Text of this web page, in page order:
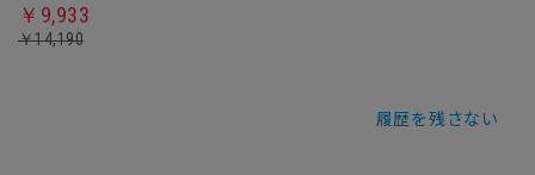
￥9,933
￥14,190
履歴を残さない